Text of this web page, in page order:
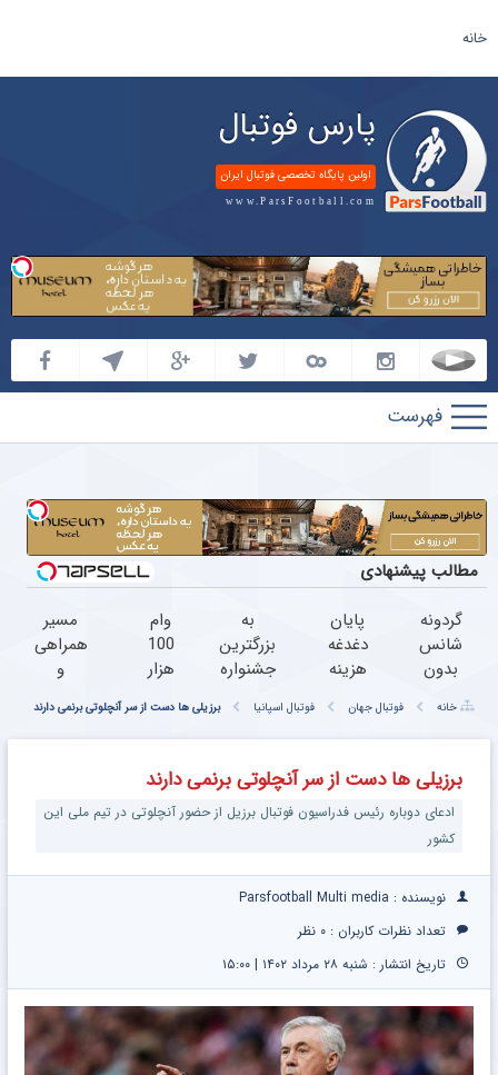
خانه
پارس فوتبال
اولین پایگاه تخصصی فوتبال ایران
www.ParsFootball.com
پارس
فوتبال
مطالب پیشنهادی
گردونه
شانس
بدون
PS5 تا
آیفون17
و بیت
کوین
پایان
دغدغه
هزینه
دندان
پزشکی
با پک
سفید
کننده
به
بزرگترین
جشنواره
تهران
خوش
اومدید!
| فقط
۲۵
وام
100
هزار
آبان
تتر |
فوری،
فقط با
احراز
مسیر
همراهی
و
عملکرد
گروه
خانه فوتبال جهان فوتبال اسپانیا برزیلی ها دست از سر آنچلوتی برنمی دارند
برزیلی ها دست از سر آنچلوتی برنمی دارند
ادعای دوباره رئیس فدراسیون فوتبال برزیل از حضور آنچلوتی در تیم ملی این
کشور
نویسنده : Parsfootball Multi media
تعداد نظرات کاربران : ۰ نظر
تاریخ انتشار : شنبه ۲۸ مرداد ۱۴۰۲ | ۱۵:۰۰